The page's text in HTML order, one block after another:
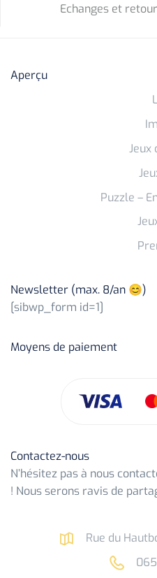
Echanges et
Aperçu
Jeux
Puzzle –
Newsletter (max. 8/an 😊)
[sibwp_form id=1]
Moyens de paiement
Contactez-nous
N’hésitez pas à nous
! Nous serons ravis de
Rue du